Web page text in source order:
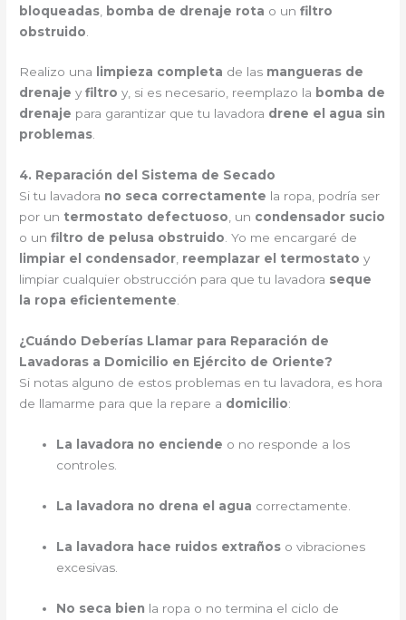
bloqueadas bomba de drenaje rota o unfiltro
obstruido
Realizo una limpieza completa de las mangueras de
drenaje yfiltro y, si es necesario, reemplazo la bomba de
drenaje para garantizar que tu lavadora drene el agua sin
problemas.
4. Reparación del Sistema de Secado
Si tu lavadora no seca correctamente la ropa, podría ser
por un termostato defectuoso, un condensador sucio
o unfiltro de pelusa obstruido. Yo me encargaré de
limpiar el condensador, reemplazar el termostato y
limpiar cualquier obstrucción para que tu lavadora seque
la ropa eficientemente.
¿Cuándo Deberías Llamar para Reparación de
Lavadoras a Domicilio en Ejército de Oriente?
Si notas alguno de estos problemas en tu lavadora, es hora
de llamarme para que la repare a domicilio:
La lavadora no enciende o no responde a los
controles.
La lavadora no drena el agua correctamente.
La lavadora hace ruidos extraños o vibraciones
excesivas.
No seca bien la ropa o no termina el ciclo de